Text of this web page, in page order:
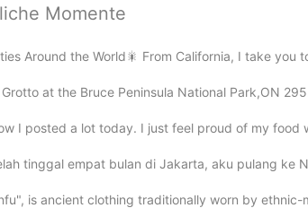
jasmine
@tom hi, Tom. Whale is looks like free,
in ocean.
tom
Momente
Around the World🎇 From California, I take you
at the Bruce Peninsula National Park,ON
I posted a lot today. I just feel proud of my food
tinggal empat bulan di Jakarta, aku pulang ke
is ancient clothing traditionally worn by